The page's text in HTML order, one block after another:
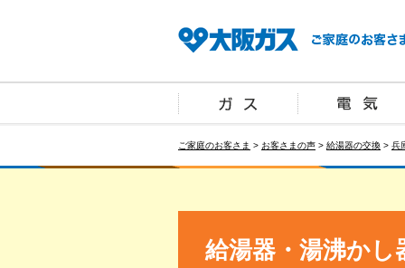
ご家庭のお客さま > お客さまの声 > 給湯器の交換 > 兵
給湯器・湯沸かし